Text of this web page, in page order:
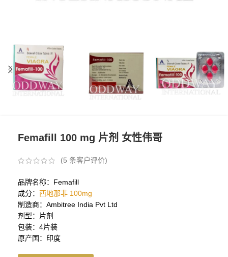
Femafill 100 mg 片剂 女性伟哥
(5 条客户评价)
品牌名称：Femafill
成分： 西地那非 100mg
制造商：Ambitree India Pvt Ltd
剂型：片剂
包装：4片装
原产国：印度